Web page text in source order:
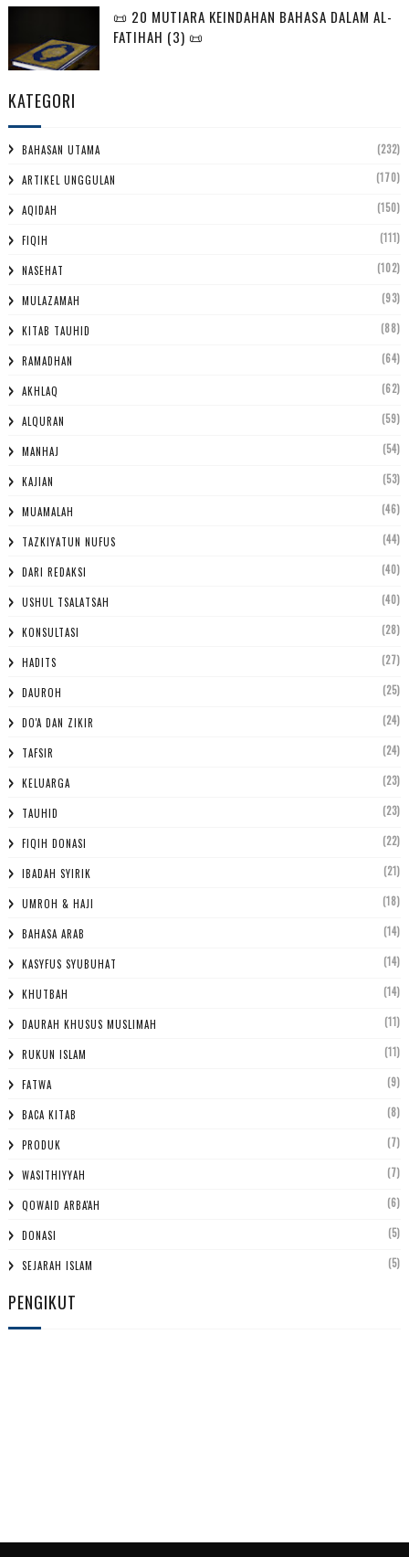
📜 20 MUTIARA KEINDAHAN BAHASA DALAM AL-
FATIHAH (3) 📜
KATEGORI
BAHASAN UTAMA (232)
ARTIKEL UNGGULAN (170)
AQIDAH (150)
FIQIH (111)
NASEHAT (102)
MULAZAMAH (93)
KITAB TAUHID (88)
RAMADHAN (64)
AKHLAQ (62)
ALQURAN (59)
MANHAJ (54)
KAJIAN (53)
MUAMALAH (46)
TAZKIYATUN NUFUS (44)
DARI REDAKSI (40)
USHUL TSALATSAH (40)
KONSULTASI (28)
HADITS (27)
DAUROH (25)
DO'A DAN ZIKIR (24)
TAFSIR (24)
KELUARGA (23)
TAUHID (23)
FIQIH DONASI (22)
IBADAH SYIRIK (21)
UMROH & HAJI (18)
BAHASA ARAB (14)
KASYFUS SYUBUHAT (14)
KHUTBAH (14)
DAURAH KHUSUS MUSLIMAH (11)
RUKUN ISLAM (11)
FATWA (9)
BACA KITAB (8)
PRODUK (7)
WASITHIYYAH (7)
QOWAID ARBA'AH (6)
DONASI (5)
SEJARAH ISLAM (5)
PENGIKUT